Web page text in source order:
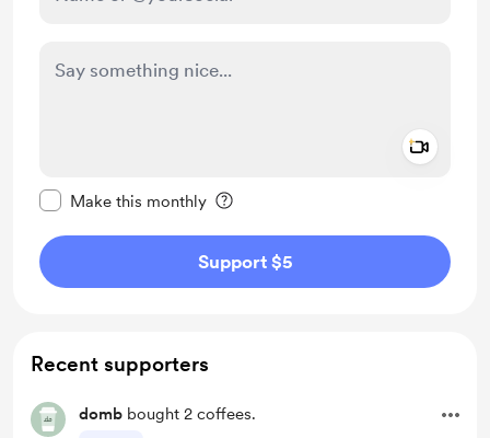
Make this monthly
Support $5
Recent supporters
domb bought 2 coffees.